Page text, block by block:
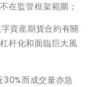
在監管框架範圍；
資産期貨合約有關
杆化和面臨巨大風
30%而成交量亦急